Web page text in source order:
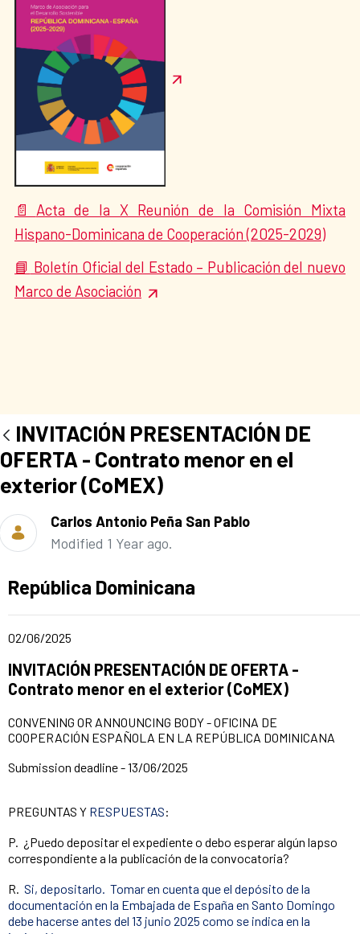
📄 Acta de la X Reunión de la Comisión Mixta
Hispano-Dominicana de Cooperación (2025-2029)
📘 Boletín Oficial del Estado – Publicación del nuevo
Marco de Asociación
INVITACIÓN PRESENTACIÓN DE
OFERTA - Contrato menor en el
exterior (CoMEX)
Carlos Antonio Peña San Pablo
Modified 1 Year ago.
Ad section:
República Dominicana
Date of publication of the news item
02/06/2025
Title of the announcement:
INVITACIÓN PRESENTACIÓN DE OFERTA -
Contrato menor en el exterior (CoMEX)
CONVENING OR ANNOUNCING BODY - OFICINA DE
COOPERACIÓN ESPAÑOLA EN LA REPÚBLICA DOMINICANA
Submission deadline - 13/06/2025
PREGUNTAS Y RESPUESTAS:
P. ¿Puedo depositar el expediente o debo esperar algún lapso
correspondiente a la publicación de la convocatoria?
R. Si, depositarlo. Tomar en cuenta que el depósito de la
documentación en la Embajada de España en Santo Domingo
debe hacerse antes del 13 junio 2025 como se indica en la